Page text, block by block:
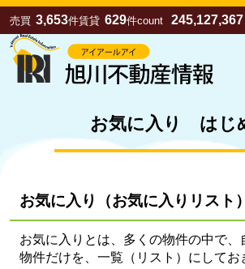
売買 3,653件賃貸 629件count 245,127,367
お気に入り はじ
お気に入り （お気に入りリスト）
お気に入りとは、多くの物件の中で、
物件だけを、一覧（リスト）にしてお